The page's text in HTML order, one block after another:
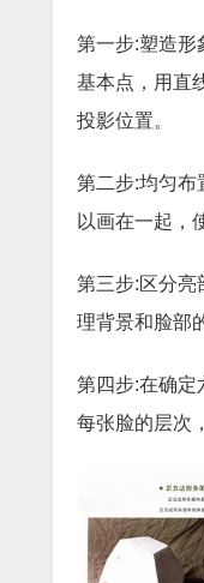
第一步:塑造形
基本点，用直
投影位置。
第二步:均匀布
以画在一起，
第三步:区分亮
理背景和脸部
第四步:在确定
每张脸的层次